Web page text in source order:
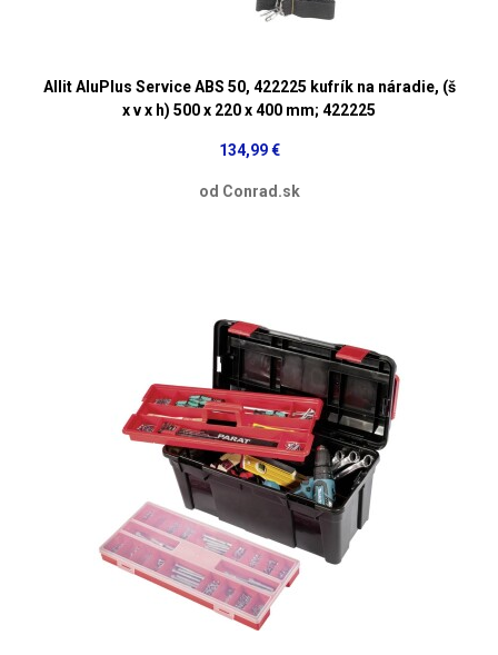
Allit AluPlus Service ABS 50, 422225 kufrík na náradie, (š
x v x h) 500 x 220 x 400 mm; 422225
134,99 €
od Conrad.sk